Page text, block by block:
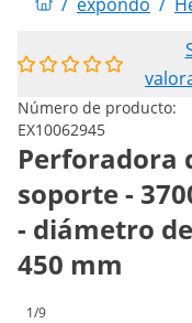
Número de producto:
EX10062945
Perforadora
soporte -
- diámetro
450 mm
1/9